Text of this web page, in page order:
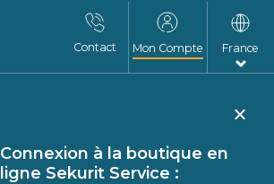
Contact Mon Compte France
Connexion à la boutique en
ligne Sekurit Service :